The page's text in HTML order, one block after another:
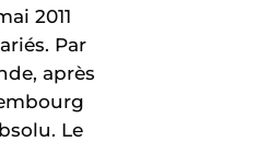
2011
Par
après
Le